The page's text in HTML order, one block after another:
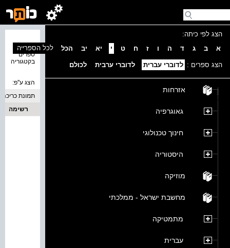
הצג לפי כיתה:
א
ב ג ד ה ו ז ח ט י יא יב הכל
הצג ספרים : לדוברי עברית לדוברי ערבית לכולם
אזרחות
גאוגרפיה
חינוך טכנולוגי
היסטוריה
מוזיקה
מחשבת ישראל - ממלכתי
מתמטיקה
עברית
ספרים
בקטגוריה
לכל הספרייה
הצג ע''פ:
תמונת כריכה
רשימה